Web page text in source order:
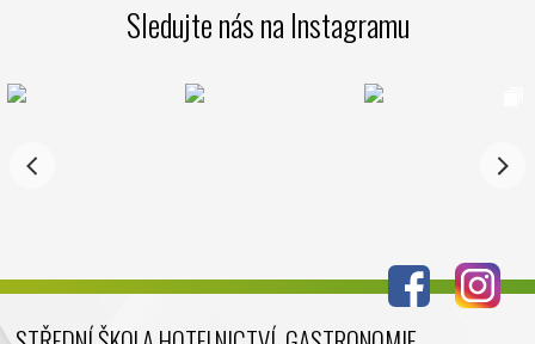
Leden 2025
Listopad 2024
Duben 2024
Sledujte nás na Instagramu